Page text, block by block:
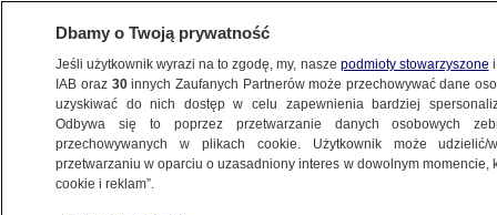
Dbamy o Twoją prywatność
Jeśli użytkownik wyrazi na to zgodę, my, nasze podmioty stowarzyszone
IAB oraz 30innych Zaufanych Partnerów może przechowywać dane
uzyskiwać do nich dostęp w celu zapewnienia bardziej
Odbywa się to poprzez przetwarzanie danych osobowych
przechowywanych w plikach cookie. Użytkownik może
przetwarzaniu w oparciu o uzasadniony interes w dowolnym momencie,
cookie i reklam”.